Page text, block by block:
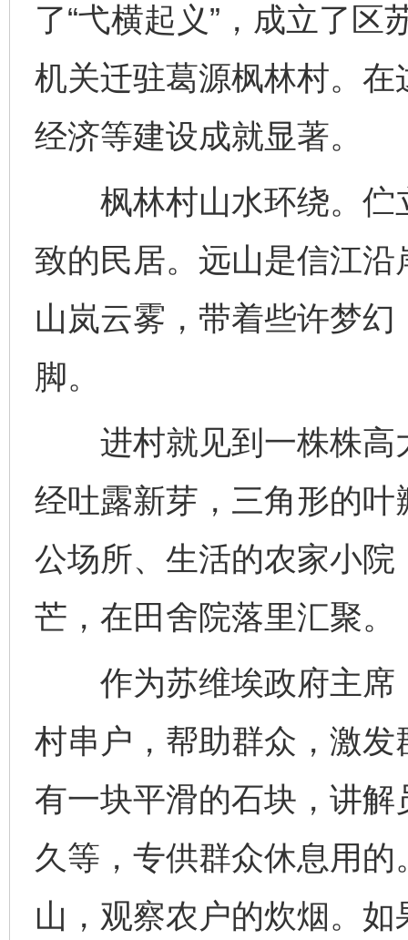
了“弋横起义”，成立了
机关迁驻葛源枫林村。
经济等建设成就显著。
枫林村山水环绕。伫
致的民居。远山是信江
山岚云雾，带着些许梦
脚。
进村就见到一株株高
经吐露新芽，三角形的
公场所、生活的农家小
芒，在田舍院落里汇聚。
作为苏维埃政府主席
村串户，帮助群众，激
有一块平滑的石块，讲
久等，专供群众休息用
山，观察农户的炊烟。